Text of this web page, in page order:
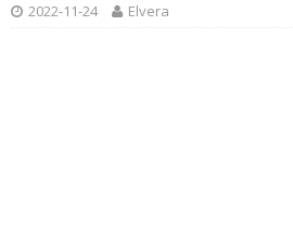
2022-11-24 Elvera